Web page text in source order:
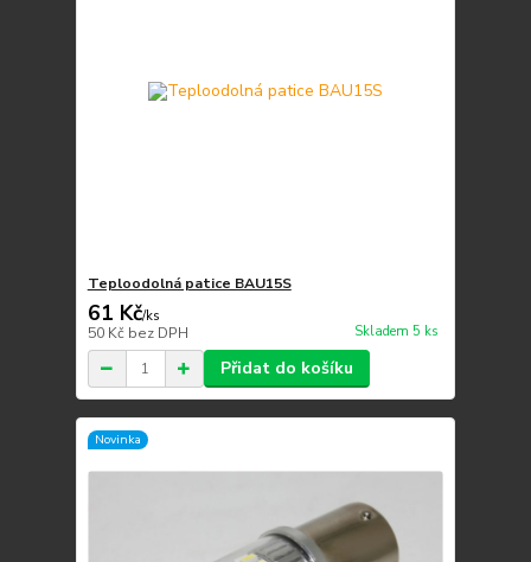
Teploodolná patice BAU15S
61 Kč/ks
50 Kč bez DPH Skladem 5 ks
Přidat do košíku
Novinka